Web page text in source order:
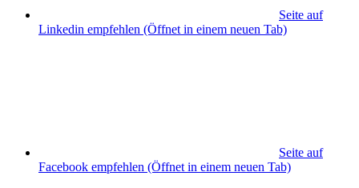
Seite auf
Linkedin empfehlen (Öffnet in einem neuen Tab)
Seite auf
Facebook empfehlen (Öffnet in einem neuen Tab)